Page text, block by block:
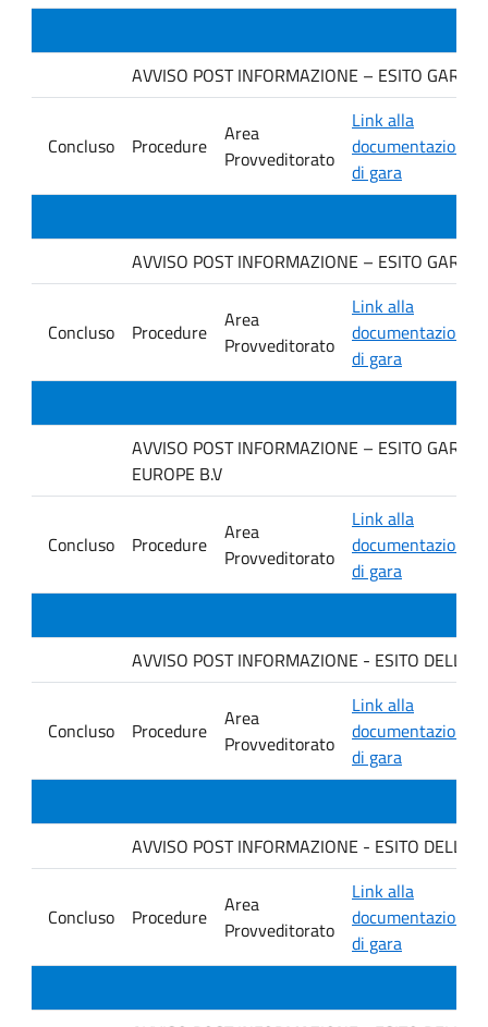
AVVISO POST INFORMAZIONE – ESITO GARA
Concluso Procedure
Area
Provveditorato
Link alla
documentazione
di gara
AVVISO POST INFORMAZIONE – ESITO GARA
Concluso Procedure
Area
Provveditorato
Link alla
documentazione
di gara
AVVISO POST INFORMAZIONE – ESITO GARA
EUROPE B.V
Concluso Procedure
Area
Provveditorato
Link alla
documentazione
di gara
AVVISO POST INFORMAZIONE - ESITO
Concluso Procedure
Area
Provveditorato
Link alla
documentazione
di gara
AVVISO POST INFORMAZIONE - ESITO
Concluso Procedure
Area
Provveditorato
Link alla
documentazione
di gara